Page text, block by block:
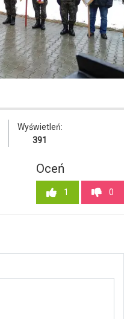
Wyświetleń:
391
Oceń
1 0